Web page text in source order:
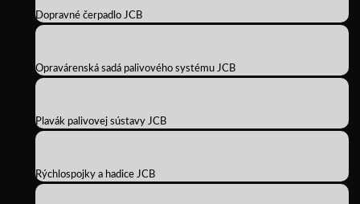
Dopravné čerpadlo JCB
Opravárenská sadá palivového systému JCB
Plavák palivovej sústavy JCB
Rýchlospojky a hadice JCB